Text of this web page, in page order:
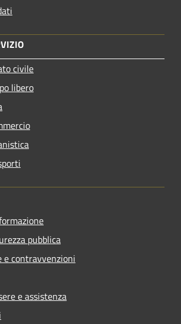
civile
libero
pubblica
e contravvenzioni
e assistenza